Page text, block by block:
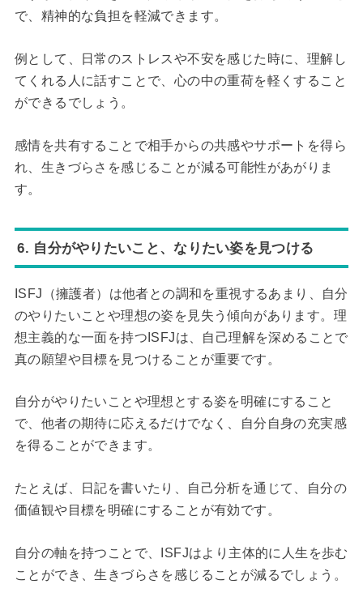
で、精神的な負担を軽減できます。
例として、日常のストレスや不安を感じた時に、理解し
てくれる人に話すことで、心の中の重荷を軽くすること
ができるでしょう。
感情を共有することで相手からの共感やサポートを得ら
れ、生きづらさを感じることが減る可能性があがりま
す。
6. 自分がやりたいこと、なりたい姿を見つける
ISFJ（擁護者）は他者との調和を重視するあまり、自分
のやりたいことや理想の姿を見失う傾向があります。理
想主義的な一面を持つISFJは、自己理解を深めることで
真の願望や目標を見つけることが重要です。
自分がやりたいことや理想とする姿を明確にすること
で、他者の期待に応えるだけでなく、自分自身の充実感
を得ることができます。
たとえば、日記を書いたり、自己分析を通じて、自分の
価値観や目標を明確にすることが有効です。
自分の軸を持つことで、ISFJはより主体的に人生を歩む
ことができ、生きづらさを感じることが減るでしょう。